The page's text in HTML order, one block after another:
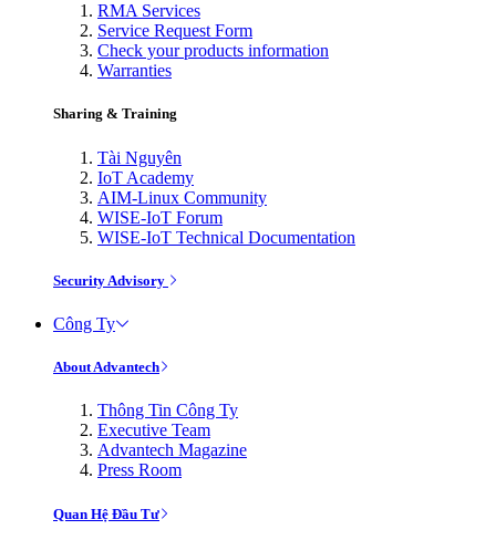
RMA Services
Service Request Form
Check your products information
Warranties
Sharing & Training
Tài Nguyên
IoT Academy
AIM-Linux Community
WISE-IoT Forum
WISE-IoT Technical Documentation
Security Advisory
Công Ty
About Advantech
Thông Tin Công Ty
Executive Team
Advantech Magazine
Press Room
Quan Hệ Đầu Tư